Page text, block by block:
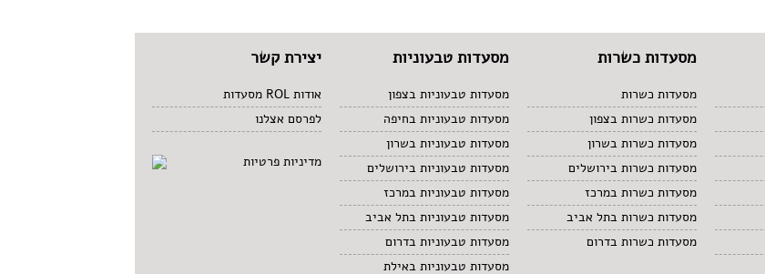
מסעדות כשרות
מסעדות כשרות
מסעדות כשרות בצפון
מסעדות כשרות בשרון
מסעדות כשרות בירושלים
מסעדות כשרות במרכז
מסעדות כשרות בתל אביב
מסעדות כשרות בדרום
מסעדות טבעוניות
מסעדות טבעוניות בצפון
מסעדות טבעוניות בחיפה
מסעדות טבעוניות בשרון
מסעדות טבעוניות בירושלים
מסעדות טבעוניות במרכז
מסעדות טבעוניות בתל אביב
מסעדות טבעוניות בדרום
מסעדות טבעוניות באילת
יצירת קשר
אודות ROL מסעדות
לפרסם אצלנו
מדיניות פרטיות